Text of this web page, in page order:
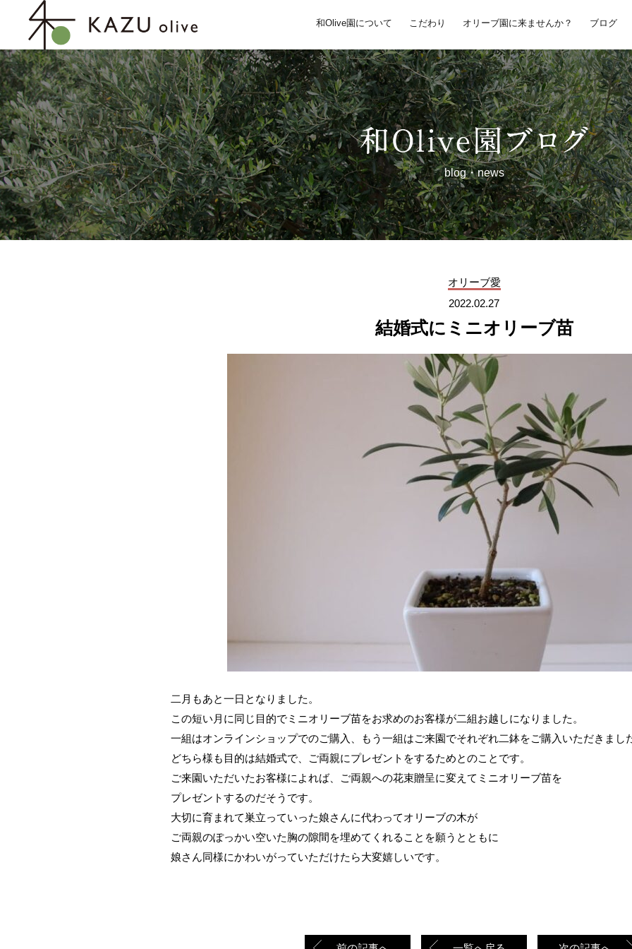
和Olive園について こだわり オリーブ園に来ませんか？ ブログ
blog・news
オリーブ愛
2022.02.27
結婚式にミニオリーブ苗
二月もあと一日となりました。
この短い月に同じ目的でミニオリーブ苗をお求めのお客様が二組お越しになりました。
一組はオンラインショップでのご購入、もう一組はご来園でそれぞれ二鉢をご購入いただきまし
どちら様も目的は結婚式で、ご両親にプレゼントをするためとのことです。
ご来園いただいたお客様によれば、ご両親への花束贈呈に変えてミニオリーブ苗を
プレゼントするのだそうです。
大切に育まれて巣立っていった娘さんに代わってオリーブの木が
ご両親のぽっかい空いた胸の隙間を埋めてくれることを願うとともに
娘さん同様にかわいがっていただけたら大変嬉しいです。